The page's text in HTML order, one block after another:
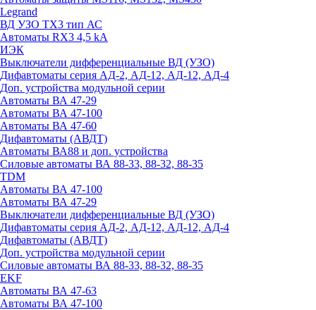
Legrand
ВД УЗО TX3 тип АС
Автоматы RX3 4,5 kA
ИЭК
Выключатели дифференциальные ВД (УЗО)
Дифавтоматы серия АД-2, АД-12, АД-12, АД-4
Доп. устройства модульной серии
Автоматы ВА 47-29
Автоматы ВА 47-100
Автоматы ВА 47-60
Дифавтоматы (АВДТ)
Автоматы ВА88 и доп. устройства
Силовые автоматы ВА 88-33, 88-32, 88-35
TDM
Автоматы ВА 47-100
Автоматы ВА 47-29
Выключатели дифференциальные ВД (УЗО)
Дифавтоматы серия АД-2, АД-12, АД-12, АД-4
Дифавтоматы (АВДТ)
Доп. устройства модульной серии
Силовые автоматы ВА 88-33, 88-32, 88-35
EKF
Автоматы ВА 47-63
Автоматы ВА 47-100